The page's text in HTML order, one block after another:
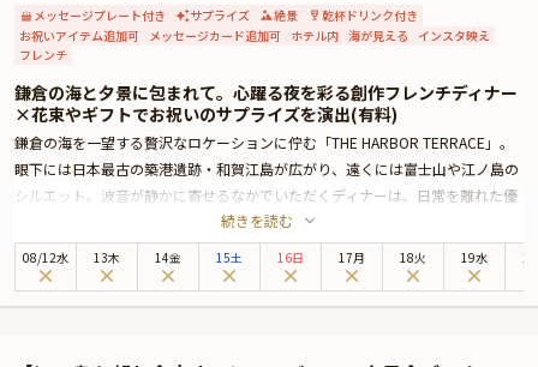
メッセージプレート付き サプライズ 絶景
乾杯ドリンク付き
お祝いアイテム追加可 メッセージカード追加可 ホテル内 海が見える
インスタ映え
フレンチ
鎌倉の海と夕景に包まれて。心躍る夜を彩る創作フレンチディナー
×花束やギフトでお祝いのサプライズを演出(有料)
鎌倉の海を一望する贅沢なロケーションに佇む「THE HARBOR TERRACE」。
眼下には日本最古の築港遺跡・和賀江島が広がり、遠くには富士山や江ノ島の
シルエット。波音が静かに寄せるなかでいただくディナーは、日常を離れた優
全席オーシャンビューのテーブル席で楽しむのは、地元の食材をふんだんに使
用した全8品の創作フレンチコース。相模湾の新鮮な海の幸と、鎌倉の豊かな
続きを読む
08/12水 13木 14金 15土 16日 17月 18火 19水